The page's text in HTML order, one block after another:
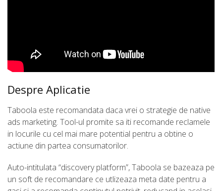
Despre Aplicatie
Taboola este recomandata daca vrei o strategie de native
ads marketing. Tool-ul promite sa iti recomande reclamele
in locurile cu cel mai mare potential pentru a obtine o
actiune din partea consumatorilor.
Auto-intitulata “discovery platform”, Taboola se bazeaza pe
un soft de recomandare ce utlizeaza meta date pentru a